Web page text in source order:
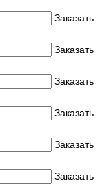
Заказать
Заказать
Заказать
Заказать
Заказать
Заказать